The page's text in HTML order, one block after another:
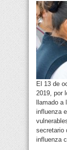
El 13 de
2019, por
llamado
influenza
secretario
influenza